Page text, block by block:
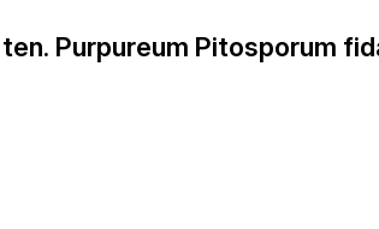
Purpureum Pitosporum